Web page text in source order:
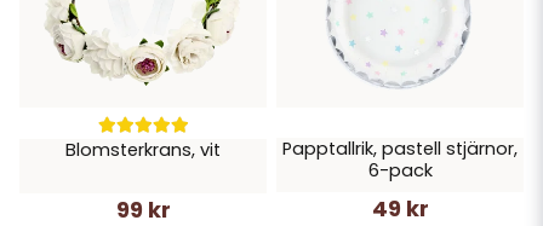
Blomsterkrans, vit
99 kr
Papptallrik, pastell stjärnor,
6-pack
49 kr